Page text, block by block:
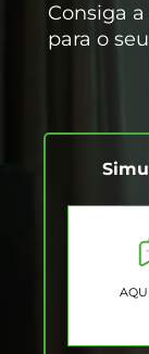
Consiga
para o